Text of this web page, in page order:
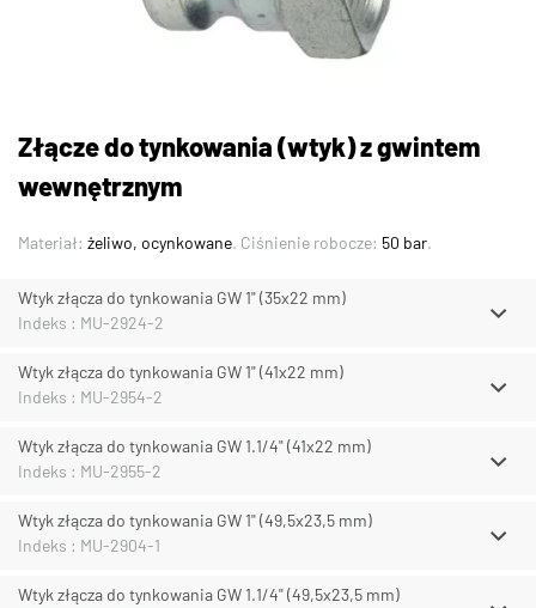
Złącze do tynkowania (wtyk) z gwintem
wewnętrznym
Materiał: żeliwo, ocynkowane. Ciśnienie robocze: 50 bar.
Wtyk złącza do tynkowania GW 1" (35x22 mm)
Indeks : MU-2924-2
Wtyk złącza do tynkowania GW 1" (41x22 mm)
Indeks : MU-2954-2
Wtyk złącza do tynkowania GW 1.1/4" (41x22 mm)
Indeks : MU-2955-2
Wtyk złącza do tynkowania GW 1" (49,5x23,5 mm)
Indeks : MU-2904-1
Wtyk złącza do tynkowania GW 1.1/4" (49,5x23,5 mm)